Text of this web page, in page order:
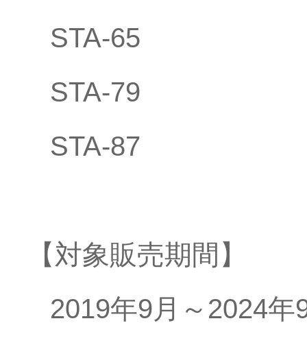
STA-65
STA-79
STA-87
【対象販売期間】
2019年9月～2024年